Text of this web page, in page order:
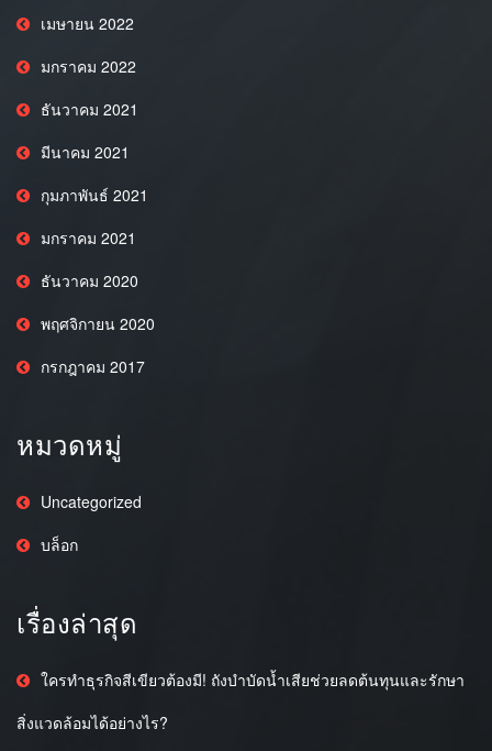
เมษายน 2022
มกราคม 2022
ธันวาคม 2021
มีนาคม 2021
กุมภาพันธ์ 2021
มกราคม 2021
ธันวาคม 2020
พฤศจิกายน 2020
กรกฎาคม 2017
หมวดหมู่
Uncategorized
บล็อก
เรื่องล่าสุด
ใครทำธุรกิจสีเขียวต้องมี! ถังบำบัดน้ำเสียช่วยลดต้นทุนและรักษา
สิ่งแวดล้อมได้อย่างไร?